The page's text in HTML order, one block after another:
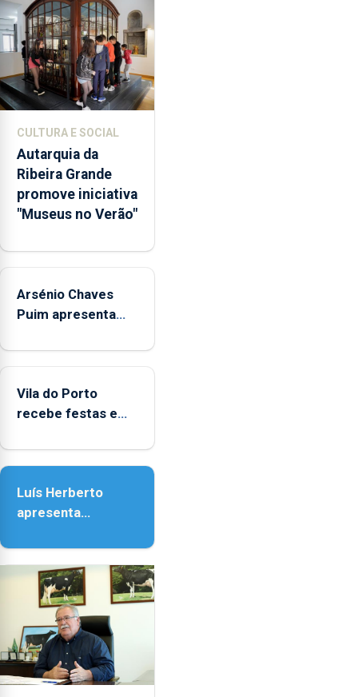
a
abertura
dos
museus
e
núcleos
integrados
na
Rede
Municipal
de
aos
durante
o
de
entre
as
e
as
18h00.
CULTURA E SOCIAL
Autarquia da
Ribeira Grande
promove iniciativa
"Museus no Verão"
Arsénio Chaves
Puim apresenta
de Vila do Porto
Vila do Porto
recebe festas em
Senhora da
Luís Herberto
apresenta
Paisagem’